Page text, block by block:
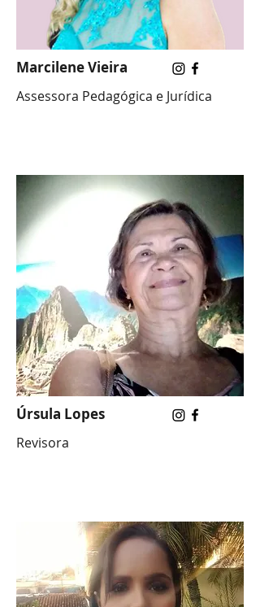
Marcilene Vieira
Assessora Pedagógica e Jurídica
Úrsula Lopes
Revisora